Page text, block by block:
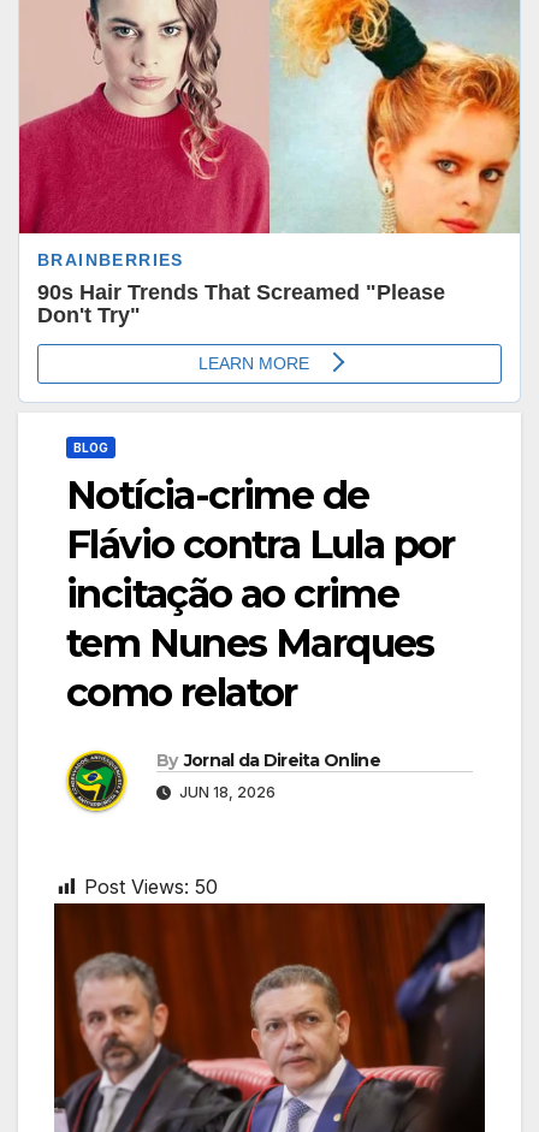
BLOG
Notícia-crime de
Flávio contra Lula por
incitação ao crime
tem Nunes Marques
como relator
By Jornal da Direita Online
JUN 18, 2026
Post Views: 50